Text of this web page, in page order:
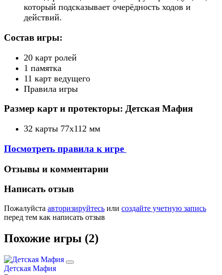
который подсказывает очерёдность ходов и
действий.
Состав игры:
20 карт ролей
1 памятка
11 карт ведущего
Правила игры
Размер карт и протекторы: Детская Мафия
32 карты 77х112 мм
Посмотреть правила к игре
Отзывы и комментарии
Написать отзыв
Пожалуйста авторизируйтесь или создайте учетную запись
перед тем как написать отзыв
Похожие игры (2)
Детская Мафия